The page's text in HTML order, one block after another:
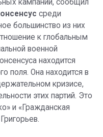
среди
большинство из них
к глобальным
военной
находится
поля. Она находится в
кризисе,
этих партий. Это
и «Гражданская